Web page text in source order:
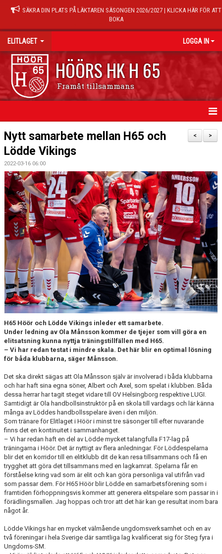
SÄKRA DIN PLATS PÅ LÄKTAREN SÄSONGEN 2026/2027 | KLICKA HÄR FÖR ATT
BOKA
ELITLAGET LOGGA IN
HÖÖRS HK H 65
Framåt tillsammans
HEM
NYHETER
TRUPPEN
MATCHER
KALENDER
TRÄNINGSTIDER
TABELL
HANDBOLLSLIGANDAM.SE
SPELSCHEMA
GAMEDAY-APPEN
MATCHPROGRAM
>
<
Nytt samarbete mellan H65 och
Lödde Vikings
2022-03-16 06:00
H65 Höör och Lödde Vikings inleder ett samarbete.
Under ledning av Ola Månsson kommer de tjejer som vill göra en
elitsatsning kunna nyttja träningstillfällen med H65.
– Vi har redan testat i mindre skala. Det här blir en optimal lösning
för båda klubbarna, säger Månsson.
Det ska direkt sägas att Ola Månsson själv är involverad i båda klubbarna
och har haft sina egna söner, Albert och Axel, som spelat i klubben. Båda
dessa herrar har tagit steget vidare till OV Helsingborg respektive LUGI.
Samtidigt är Ola handbollsinstruktör på en skola till vardags och lär känna
många av Löddes handbollsspelare även i den miljön.
Som tränare för Elitlaget i Höör i minst tre säsonger till efter nuvarande
finns det en kontinuitet i sammanhanget.
– Vi har redan haft en del av Lödde mycket talangfulla F17-lag på
träningarna i Höör. Det är nyttigt av flera anledningar. För Löddespelarna
blir det en korridor till en elitklubb dit de kan resa tillsammans och få en
trygghet att göra det tillsammans med en lagkamrat. Spelarna får en
förståelse kring vad som är elit och kan göra personliga val utifrån vad
som passar dem. För H65 Höör blir Lödde en samarbetsförening som i
framtiden förhoppningsvis kommer att generera elitspelare som passar in i
förädlingsmallen. Jag hoppas och tror att det här kan ge resultat inom bara
något år.
Lödde Vikings har en mycket välmående ungdomsverksamhet och en av
två föreningar i hela Sverige där samtliga lag kvalificerat sig för Steg fyra i
Ungdoms-SM.